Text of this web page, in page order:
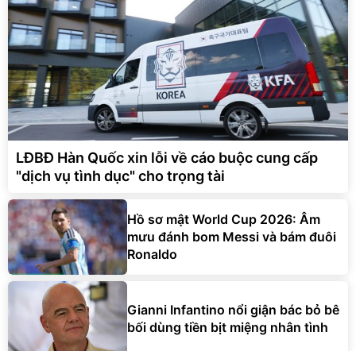
LĐBĐ Hàn Quốc xin lỗi về cáo buộc cung cấp
"dịch vụ tình dục" cho trọng tài
Hồ sơ mật World Cup 2026: Âm
mưu đánh bom Messi và bám đuôi
Ronaldo
Gianni Infantino nổi giận bác bỏ bê
bối dùng tiền bịt miệng nhân tình